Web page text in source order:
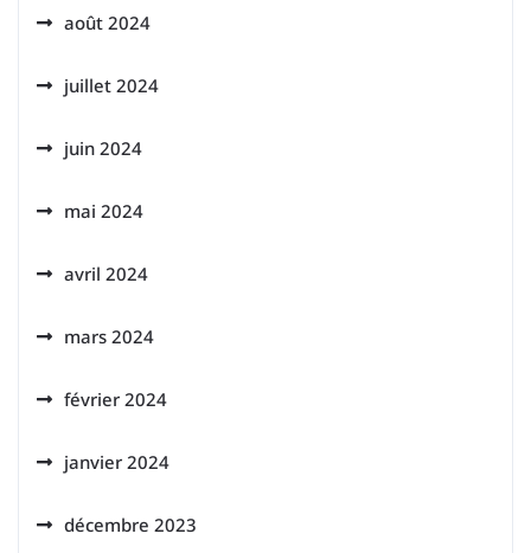
août 2024
juillet 2024
juin 2024
mai 2024
avril 2024
mars 2024
février 2024
janvier 2024
décembre 2023